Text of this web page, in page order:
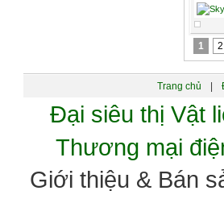
1 2
Trang chủ |
Đại siêu thị Vật
Thương mại
Giới thiệu & Bán